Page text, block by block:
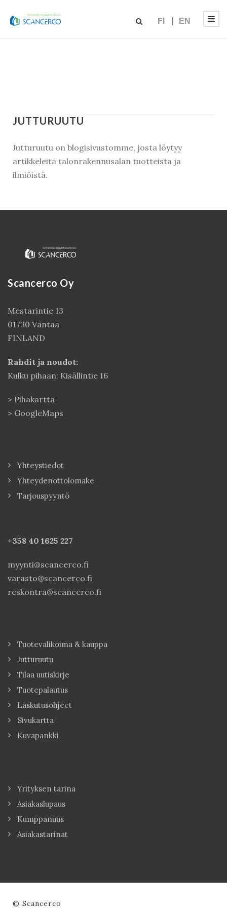
FI EN
JUTTURUUTU
Jutturuutu on blogisivustomme, josta löytyy
artikkeleita talonrakennusalan tuotteista ja
ilmiöistä.
Scancerco Oy
Mestarintie 13
01730 Vantaa
FINLAND
Rahdit ja noudot:
Kulku pihaan: Kisällintie 16
> Pihakartta
> GoogleMaps
Yhteystiedot
Yhteydenottolomake
Tarjouspyyntö
+358 40 1625 227
myynti@scancerco.fi
varasto@scancerco.fi
reskontra@scancerco.fi
Tuotevalikoima & kauppa
Jutturuutu
Tilaa uutiskirje
Tuotepalautus
Laskutusohjeet
Sivukartta
Kuvapankki
Yrityksen tarina
Asiakaslupaus
Kumppanuus
Asiakastarinat
© Scancerco